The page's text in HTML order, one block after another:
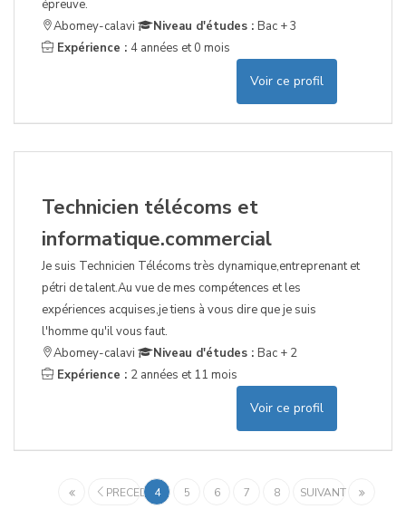
épreuve.
Abomey-calavi
Niveau d'études : Bac + 3
Expérience : 4 années et 0 mois
Voir ce profil
Technicien télécoms et
informatique.commercial
Je suis Technicien Télécoms très dynamique,entreprenant et
pétri de talent.Au vue de mes compétences et les
expériences acquises,je tiens à vous dire que je suis
l'homme qu'il vous faut.
Abomey-calavi
Niveau d'études : Bac + 2
Expérience : 2 années et 11 mois
Voir ce profil
PRECEDENT
4 5 6 7 8 SUIVANT